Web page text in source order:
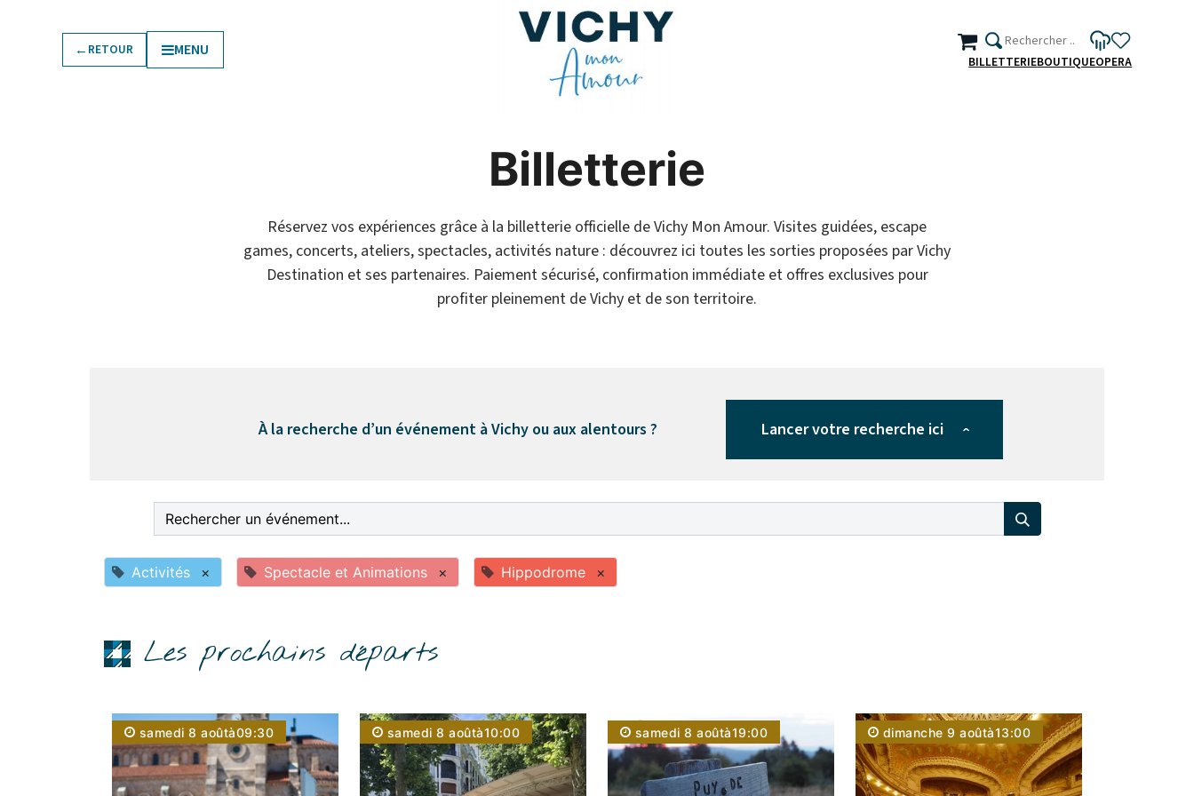
← RETOUR MENU
BILLETTERIEBOUTIQUEOPERA
Billetterie
Réservez vos expériences grâce à la billetterie officielle de Vichy Mon Amour. Visites guidées, escape
games, concerts, ateliers, spectacles, activités nature : découvrez ici toutes les sorties proposées par Vichy
Destination et ses partenaires. Paiement sécurisé, confirmation immédiate et offres exclusives pour
profiter pleinement de Vichy et de son territoire.
À la recherche d’un événement à Vichy ou aux alentours ? Lancer votre recherche ici ›
Activités × Spectacle et Animations × Hippodrome ×
Les prochains départs
samedi 8 aoûtà09:30 samedi 8 aoûtà10:00 samedi 8 aoûtà19:00 dimanche 9 aoûtà13:00